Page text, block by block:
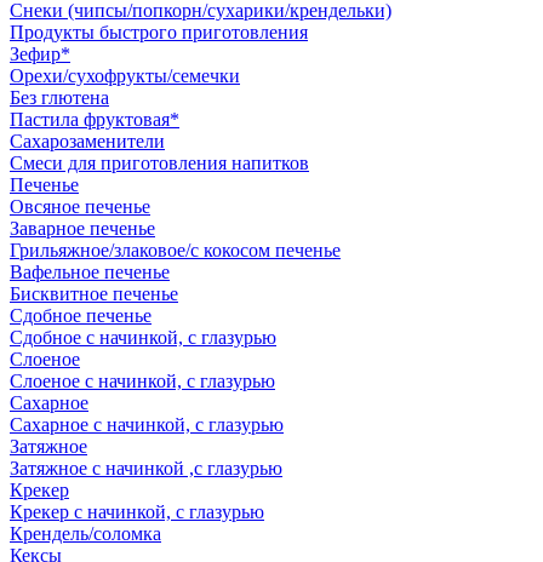
Снеки (чипсы/попкорн/сухарики/крендельки)
Продукты быстрого приготовления
Зефир*
Орехи/сухофрукты/семечки
Без глютена
Пастила фруктовая*
Сахарозаменители
Смеси для приготовления напитков
Печенье
Овсяное печенье
Заварное печенье
Грильяжное/злаковое/с кокосом печенье
Вафельное печенье
Бисквитное печенье
Сдобное печенье
Сдобное с начинкой, с глазурью
Слоеное
Слоеное с начинкой, с глазурью
Сахарное
Сахарное с начинкой, с глазурью
Затяжное
Затяжное с начинкой ,с глазурью
Крекер
Крекер с начинкой, с глазурью
Крендель/соломка
Кексы